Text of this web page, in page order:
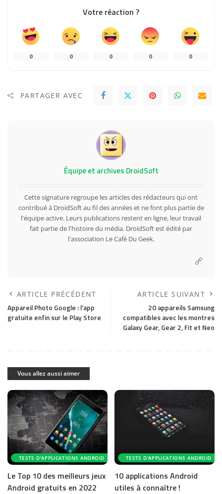
Votre réaction ?
0 0 0 0 0
PARTAGER AVEC
Équipe et archives DroidSoft
Cette signature regroupe les articles des rédacteurs qui ont
contribué à DroidSoft au fil des années et ne font plus partie de
l'équipe active. Leurs publications restent en ligne, leur travail
fait partie de l'histoire du média. DroidSoft est édité par
l'association Le Café Du Geek.
ARTICLE PRÉCÉDENT
Appareil Photo Google : l’app
gratuite enfin sur le Play Store
ARTICLE SUIVANT
20 appareils Samsung
compatibles avec les montres
Galaxy Gear, Gear 2, Fit et Neo
Vous allez aussi aimer
TESTS D'APPLICATIONS ANDROID
Le Top 10 des meilleurs jeux
Android gratuits en 2022
TESTS D'APPLICATIONS ANDROID
10 applications Android
utiles à connaître !